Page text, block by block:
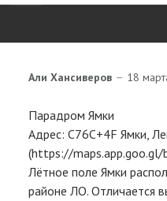
H&F
ПРОГРЕСС
Али Хансиверов 18
Парадром Ямки
Адрес: C76C+4F Ямки,
(https://maps.app.goo.gl/
Лётное поле Ямки
районе ЛО. Отличается